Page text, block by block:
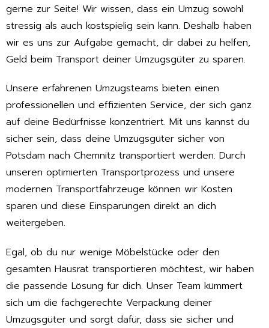
gerne zur Seite! Wir wissen, dass ein Umzug sowohl
stressig als auch kostspielig sein kann. Deshalb haben
wir es uns zur Aufgabe gemacht, dir dabei zu helfen,
Geld beim Transport deiner Umzugsgüter zu sparen.
Unsere erfahrenen Umzugsteams bieten einen
professionellen und effizienten Service, der sich ganz
auf deine Bedürfnisse konzentriert. Mit uns kannst du
sicher sein, dass deine Umzugsgüter sicher von
Potsdam nach Chemnitz transportiert werden. Durch
unseren optimierten Transportprozess und unsere
modernen Transportfahrzeuge können wir Kosten
sparen und diese Einsparungen direkt an dich
weitergeben.
Egal, ob du nur wenige Möbelstücke oder den
gesamten Hausrat transportieren möchtest, wir haben
die passende Lösung für dich. Unser Team kümmert
sich um die fachgerechte Verpackung deiner
Umzugsgüter und sorgt dafür, dass sie sicher und